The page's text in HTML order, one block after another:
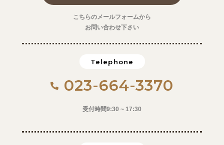
こちらのメールフォームから
お問い合わせ下さい
Telephone
023-664-3370
受付時間9:30 ~ 17:30